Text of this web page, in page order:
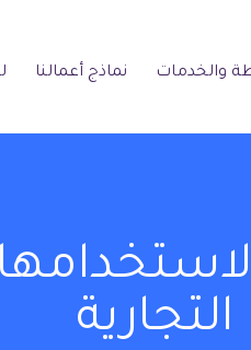
والخدمات نماذج أعمالنا
التجارية